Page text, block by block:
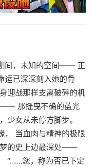
间，未知的空间—— 正
运已深深刻入她的骨
迎战那样支离破碎的机
—— 那摇曳不确的蓝光
少女从未停方脚步。
， 当血肉与精神的极限
梦的史上边最深处——
“……您，称为否已下定